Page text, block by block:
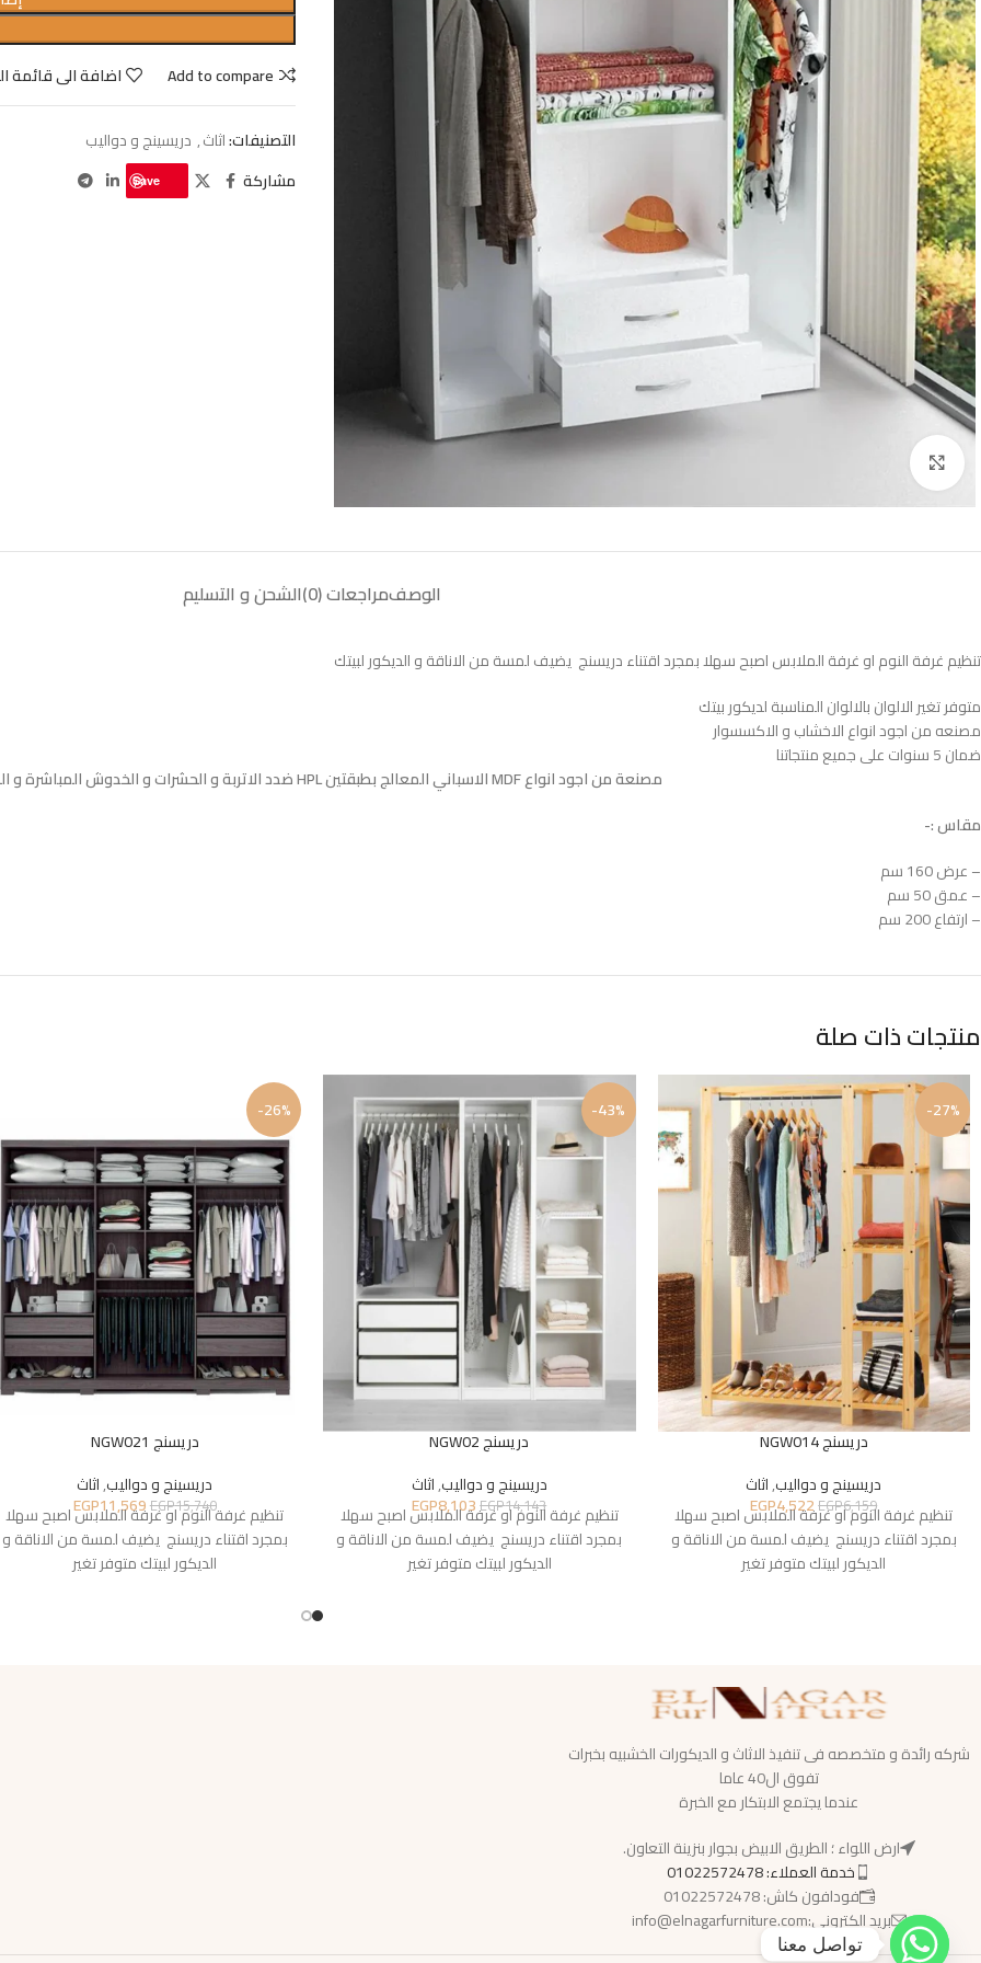
Add to compare اضافة الى قائمة
التصنيفات:اثاث, دريسينج و دواليب
مشاركة
Save
الوصفمراجعات (0) الشحن و التسليم
تنظيم غرفة النوم او غرفة الملابس اصبح سهلا بمجرد اقتناء دريسنج يضيف لمسة من الاناقة و الديكور لبيتك
متوفر تغير الالوان بالالوان المناسبة لديكور بيتك
مصنعه من اجود انواع الاخشاب و الاكسسوار
ضمان 5 سنوات على جميع منتجاتنا
مصنعة من اجود انواع MDF الاسباني المعالج بطبقتين HPL ضدد الاتربة و الحشرات و الخدوش المباشرة و الرطوبة
مقاس :-
– عرض 160 سم
– عمق 50 سم
– ارتفاع 200 سم
منتجات ذات صلة
-27%
دريسنج NGW014
دريسينج و دواليب,اثاث
EGP6,159
EGP4,522
تنظيم غرفة النوم او غرفة الملابس اصبح سهلا
بمجرد اقتناء دريسنج يضيف لمسة من الاناقة و
الديكور لبيتك متوفر تغير
-43%
دريسنج NGW02
دريسينج و دواليب,اثاث
EGP14,143
EGP8,103
تنظيم غرفة النوم او غرفة الملابس اصبح سهلا
بمجرد اقتناء دريسنج يضيف لمسة من الاناقة و
الديكور لبيتك متوفر تغير
-26%
دريسنج NGW021
دريسينج و دواليب,اثاث
EGP15,740
EGP11,569
تنظيم غرفة النوم او غرفة الملابس اصبح سهلا
بمجرد اقتناء دريسنج يضيف لمسة من الاناقة و
الديكور لبيتك متوفر تغير
شركه رائدة و متخصصه فى تنفيذ الاثاث و الديكورات الخشبيه بخبرات
تفوق ال40 عاما
عندما يجتمع الابتكار مع الخبرة
ارض اللواء ؛ الطريق الابيض بجوار بنزينة التعاون.
خدمة العملاء: 01022572478
فودافون كاش: 01022572478
بريد الكترونى:info@elnagarfurniture.com
تواصل معنا